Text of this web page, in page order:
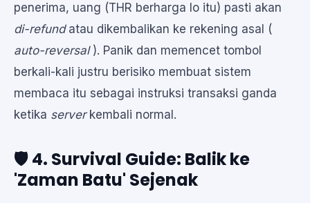
penerima, uang (THR berharga lo itu) pasti akan
di-refundatau dikembalikan ke rekening asal (
auto-reversal). Panik dan memencet tombol
berkali-kali justru berisiko membuat sistem
membaca itu sebagai instruksi transaksi ganda
ketika serverkembali normal.
🛡️ 4. Survival Guide: Balik ke
'Zaman Batu' Sejenak